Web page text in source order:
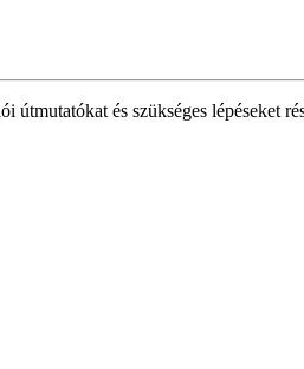
útmutatókat és szükséges lépéseket